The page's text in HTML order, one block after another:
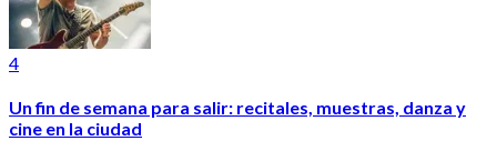
4
Un fin de semana para salir: recitales, muestras, danza y
cine en la ciudad